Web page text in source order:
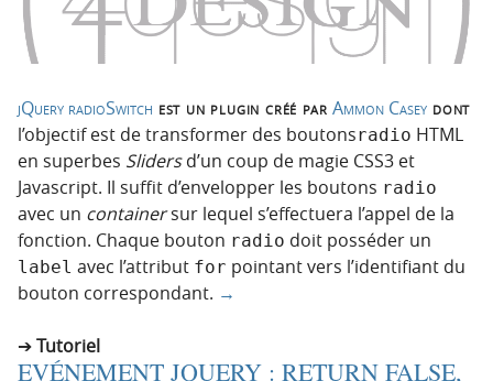
jQuery radioSwitch est un plugin créé parAmmon Casey dont
l’objectif est de transformer des boutonsradio HTML
en superbes Slidersd’un coup de magie CSS3 et
Javascript. Il suffit d’envelopper les boutons radio
avec un containersur lequel s’effectuera l’appel de la
fonction. Chaque bouton radio doit posséder un
label avec l’attribut for pointant vers l’identifiant du
bouton correspondant. →
Tutoriel
EVÉNEMENT JQUERY : RETURN FALSE,